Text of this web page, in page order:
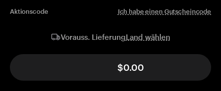
Aktionscode Ich habe einen Gutscheincode
Vorauss. LieferungLand wählen
$0.00